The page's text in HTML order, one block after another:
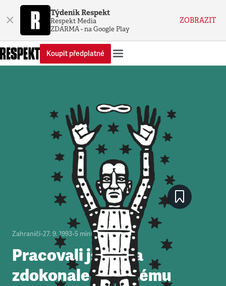
× Týdeník Respekt
Respekt Media
ZDARMA - na Google Play
ZOBRAZIT
Koupit předplatné
Zahraničí•27. 9. 1993•5 minut
Pracovali jsme na
zdokonalení systému